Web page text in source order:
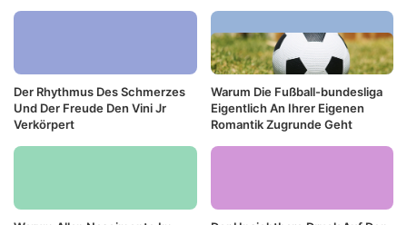
Der Rhythmus Des Schmerzes
Und Der Freude Den Vini Jr
Verkörpert
Warum Die Fußball-bundesliga
Eigentlich An Ihrer Eigenen
Romantik Zugrunde Geht